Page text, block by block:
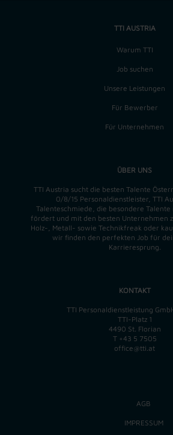
TTI AUSTRIA
Warum TTI
Job suchen
Unsere Leistungen
Für Bewerber
Für Unternehmen
ÜBER UNS
TTI Austria sucht die besten Talente
0/8/15 Personaldienstleister, TTI
Talenteschmiede, die besondere
fördert und mit den besten Unternehmen
Holz-, Metall- sowie Technikfreak oder
wir finden den perfekten Job für
Karrieresprung.
KONTAKT
TTI Personaldienstleistung
TTI-Platz 1
4490 St. Florian
T +43 5 7505
office@tti.at
AGB
IMPRESSUM